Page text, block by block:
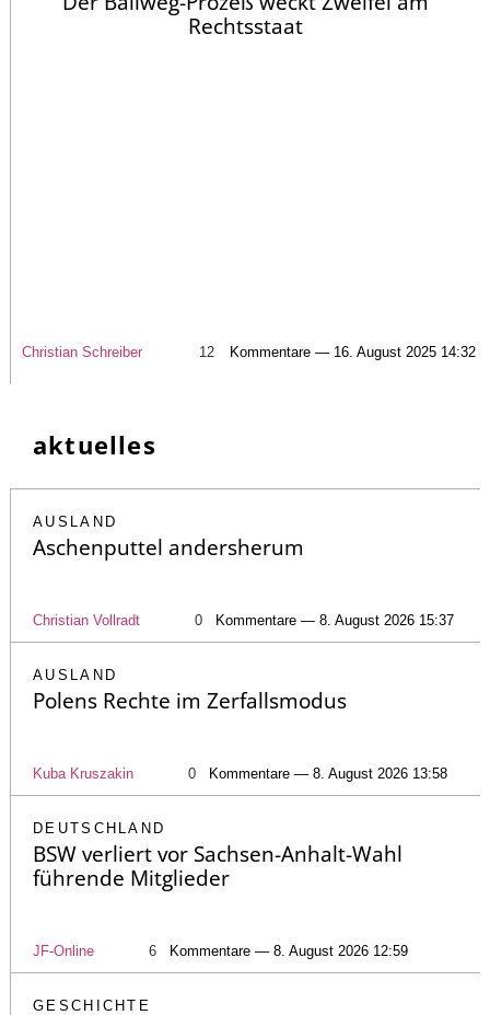
Rechtsstaat
Christian Schreiber 12 Kommentare — 16. August 2025 14:32
aktuelles
AUSLAND
Aschenputtel andersherum
Christian Vollradt 0 Kommentare — 8. August 2026 15:37
AUSLAND
Polens Rechte im Zerfallsmodus
Kuba Kruszakin 0 Kommentare — 8. August 2026 13:58
DEUTSCHLAND
BSW verliert vor Sachsen-Anhalt-Wahl
führende Mitglieder
JF-Online 6 Kommentare — 8. August 2026 12:59
GESCHICHTE